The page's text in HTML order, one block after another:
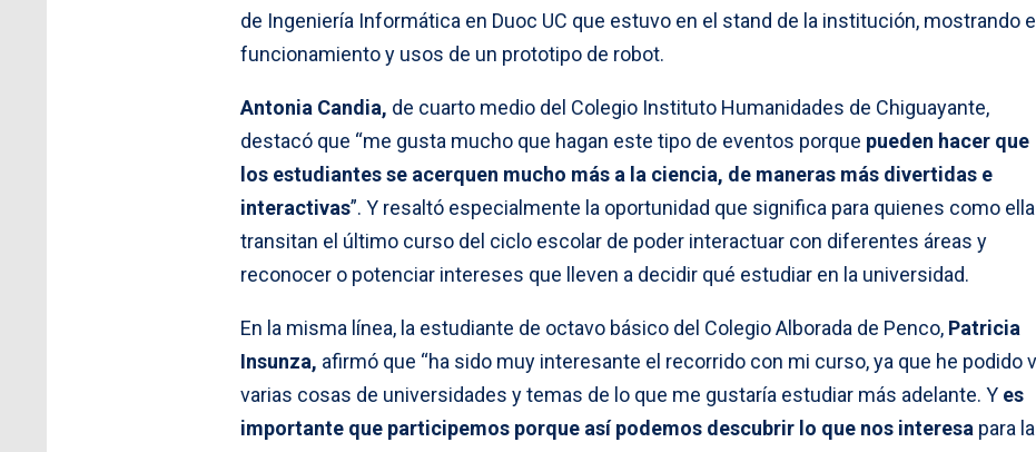
de Ingeniería Informática en Duoc UC que estuvo en el stand de la institución, mostrando el
funcionamiento y usos de un prototipo de robot.
Antonia Candia, de cuarto medio del Colegio Instituto Humanidades de Chiguayante,
destacó que “me gusta mucho que hagan este tipo de eventos porque pueden hacer que
los estudiantes se acerquen mucho más a la ciencia, de maneras más divertidas e
interactivas”. Y resaltó especialmente la oportunidad que significa para quienes como ella
transitan el último curso del ciclo escolar de poder interactuar con diferentes áreas y
reconocer o potenciar intereses que lleven a decidir qué estudiar en la universidad.
En la misma línea, la estudiante de octavo básico del Colegio Alborada de Penco, Patricia
Insunza, afirmó que “ha sido muy interesante el recorrido con mi curso, ya que he podido
varias cosas de universidades y temas de lo que me gustaría estudiar más adelante. Y es
importante que participemos porque así podemos descubrir lo que nos interesa para la